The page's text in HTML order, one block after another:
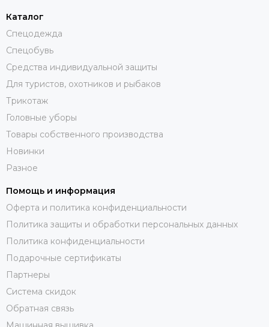
Каталог
Спецодежда
Спецобувь
Средства индивидуальной защиты
Для туристов, охотников и рыбаков
Трикотаж
Головные уборы
Товары собственного производства
Новинки
Разное
Помощь и информация
Оферта и политика конфиденциальности
Политика защиты и обработки персональных данных
Политика конфиденциальности
Подарочные сертификаты
Партнеры
Система скидок
Обратная связь